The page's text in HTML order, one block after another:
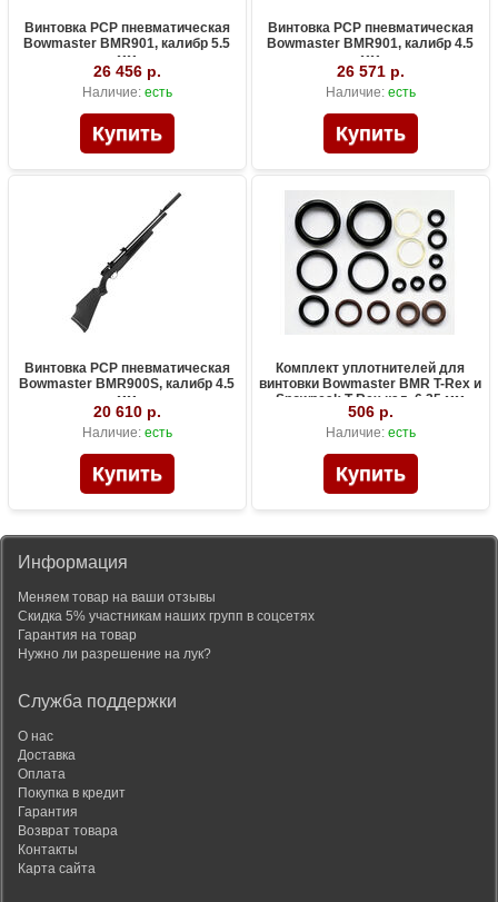
Винтовка PCP пневматическая
Bowmaster BMR901, калибр 5.5
мм
26 456 р.
Наличие: есть
Винтовка PCP пневматическая
Bowmaster BMR901, калибр 4.5
мм
26 571 р.
Наличие: есть
Винтовка PCP пневматическая
Bowmaster BMR900S, калибр 4.5
мм
20 610 р.
Наличие: есть
Комплект уплотнителей для
винтовки Bowmaster BMR T-Rex и
Snowpeak T-Rex кал. 6,35 мм
506 р.
Наличие: есть
Информация
Меняем товар на ваши отзывы
Скидка 5% участникам наших групп в соцсетях
Гарантия на товар
Нужно ли разрешение на лук?
Служба поддержки
О нас
Доставка
Оплата
Покупка в кредит
Гарантия
Возврат товара
Контакты
Карта сайта